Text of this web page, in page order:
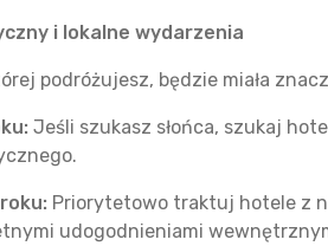
i lokalne wydarzenia
podróżujesz, będzie miała
Jeśli szukasz słońca, szukaj
Priorytetowo traktuj hotele z
udogodnieniami